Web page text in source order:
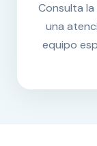
Consulta la
una
equipo